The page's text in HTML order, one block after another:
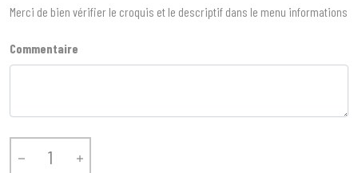
Merci de bien vérifier le croquis et le descriptif dans le menu informations
Commentaire
 